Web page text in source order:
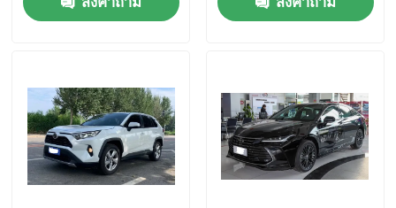
รายชื่อผู้ติดต่อ
ผลิตภัณฑ์